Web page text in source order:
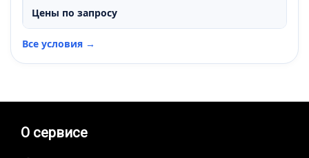
Цены по запросу
Все условия →
О сервисе